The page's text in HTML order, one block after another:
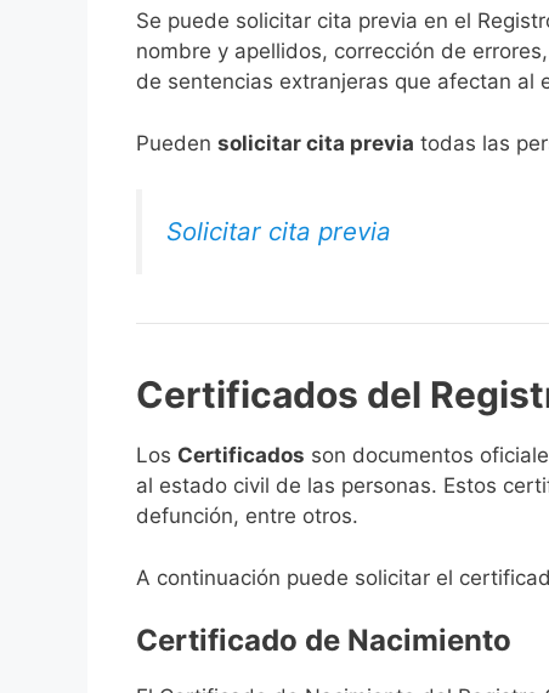
Se puede solicitar cita previa en el
nombre y apellidos, corrección de
de sentencias extranjeras que afectan al
​Pueden solicitar cita previa todas las
Solicitar cita previa
Certificados del
Los Certificados son documentos
al estado civil de las personas. Estos
defunción, entre otros.
A continuación puede solicitar el
Certificado de Nacimiento